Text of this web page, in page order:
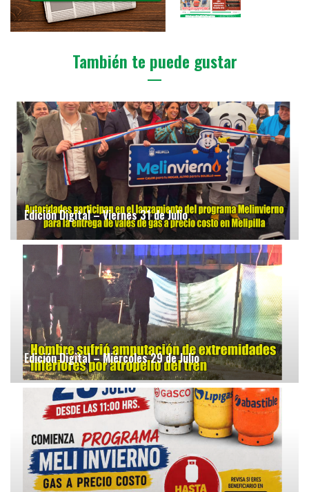
También te puede gustar
Edición Digital – Viernes 31 de Julio
Edición Digital – Miércoles 29 de Julio